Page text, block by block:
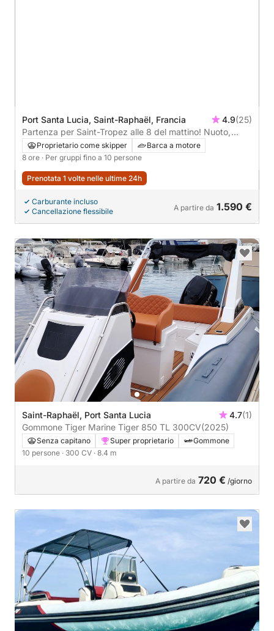
Port Santa Lucia, Saint-Raphaël, Francia 4.9(25)
Partenza per Saint-Tropez alle 8 del mattino! Nuoto,
paddleboard e relax in programma.
Proprietario come skipper
Barca a motore
8 ore · Per gruppi fino a 10 persone
Prenotata 1 volte nelle ultime 24h
Carburante incluso
Cancellazione flessibile
A partire da 1.590 €
Saint-Raphaël, Port Santa Lucia 4.7(1)
Gommone Tiger Marine Tiger 850 TL 300CV(2025)
Senza capitano Super proprietario
Gommone
10 persone · 300 CV · 8.4 m
A partire da 720 € /giorno